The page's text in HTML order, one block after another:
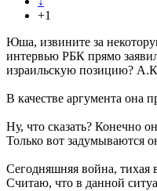
+1
Юша, извините за
интервью РБК прямо
израильскую позицию?
В качестве аргумента она
Ну, что сказать? Конечно
Только вот задумываются
Сегодняшняя война, тихая
Считаю, что в данной